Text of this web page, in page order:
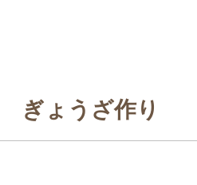
ぎょうざ作り